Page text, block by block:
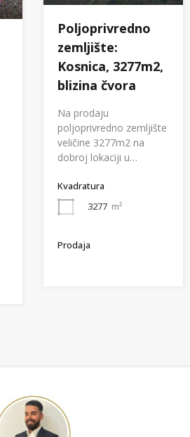
Poljoprivredno
zemljište:
Kosnica, 3277m2,
blizina čvora
Na prodaju
poljoprivredno zemljište
veličine 3277m2 na
dobroj lokaciji u…
Kvadratura
3277 m²
Prodaja